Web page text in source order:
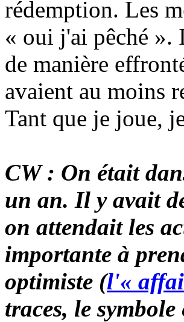
rédemption. Les
« oui j'ai pêché ».
de manière
avaient au moins
Tant que je joue,
CW : On était
un an. Il y avait
on attendait les
importante à
optimiste (l'«
traces, le symbole